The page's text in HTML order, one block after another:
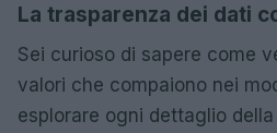
La trasparenza dei dati
Sei curioso di sapere come
valori che compaiono nei
esplorare ogni dettaglio